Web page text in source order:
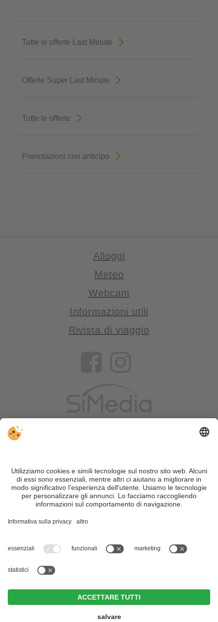
Tutte le offerte Last Minute
Offerte Super Last Minute
Tutte le offerte
Prenotazioni con anticipo
Alloggi
Meteo
Webcam
Informazioni utili
Rivista di viaggio
VIVOSüdtirol è il portale di viaggio per chi desidera vivere il
Nonostante il lavoro accurato e il costante aggiornamento dei
contenuti, si possono verificare errori. Non garantiamo la
correttezza e la completezza di tutte le informazioni. Per
direttamente sul posto all'organizzatore.
| Part. IVA IT02365710215